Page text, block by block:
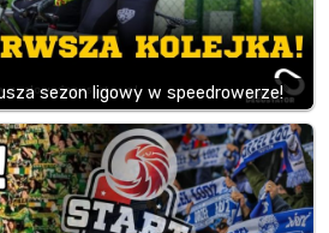
sezon ligowy w speedrowerze!